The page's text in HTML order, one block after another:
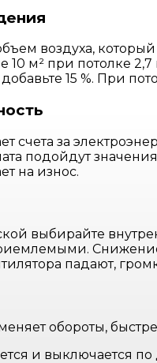
воздуха, который
10 м² при потолке
15 %. При
счета за
подойдут
на износ.
выбирайте
Снижение
падают,
обороты,
и выключается